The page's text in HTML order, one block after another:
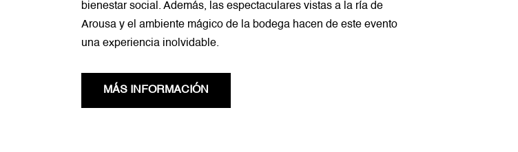
bienestar social. Además, las espectaculares vistas a la ría de
Arousa y el ambiente mágico de la bodega hacen de este evento
una experiencia inolvidable.
MÁS INFORMACIÓN